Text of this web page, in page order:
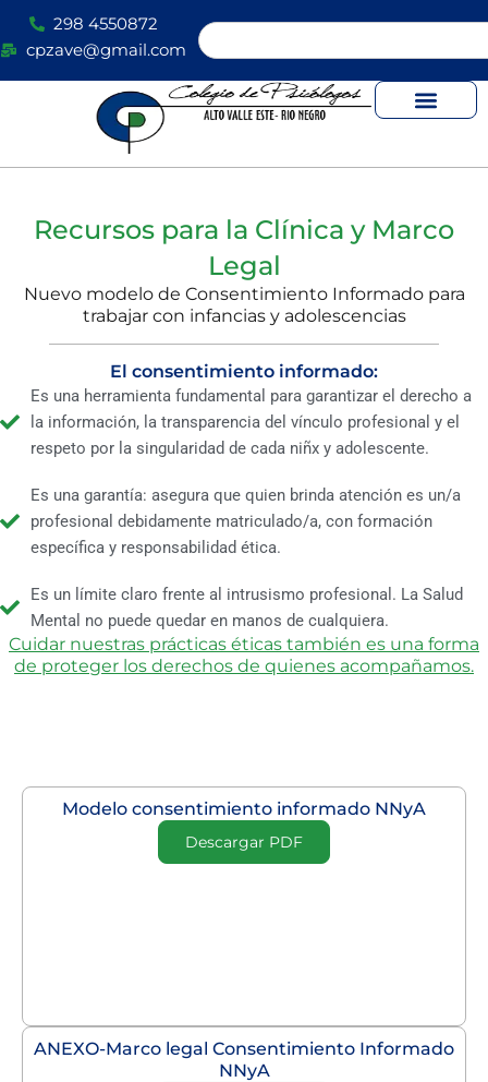
al
contenido
298 4550872
cpzave@gmail.com
Search
Recursos para la Clínica y Marco
Legal
Nuevo modelo de Consentimiento Informado para
trabajar con infancias y adolescencias
El consentimiento informado:
Es una herramienta fundamental para garantizar el derecho a
la información, la transparencia del vínculo profesional y el
respeto por la singularidad de cada niñx y adolescente.
Es una garantía: asegura que quien brinda atención es un/a
profesional debidamente matriculado/a, con formación
específica y responsabilidad ética.
Es un límite claro frente al intrusismo profesional. La Salud
Mental no puede quedar en manos de cualquiera.
Cuidar nuestras prácticas éticas también es una forma
de proteger los derechos de quienes acompañamos.
Modelo consentimiento informado NNyA
Descargar PDF
ANEXO-Marco legal Consentimiento Informado
NNyA